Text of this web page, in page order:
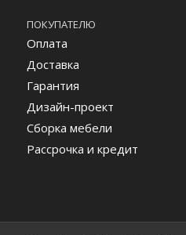
ПОКУПАТЕЛЮ
Оплата
Доставка
Гарантия
Дизайн-проект
Сборка мебели
Рассрочка и кредит